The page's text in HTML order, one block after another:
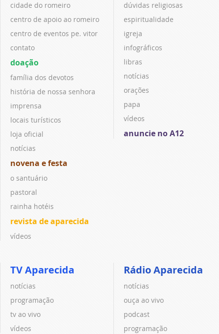
cidade do romeiro
centro de apoio ao romeiro
centro de eventos pe. vitor
contato
doação
família dos devotos
história de nossa senhora
imprensa
locais turísticos
loja oficial
notícias
novena e festa
o santuário
pastoral
rainha hotéis
revista de aparecida
vídeos
dúvidas religiosas
espiritualidade
igreja
infográficos
libras
notícias
orações
papa
vídeos
anuncie no A12
TV Aparecida
notícias
programação
tv ao vivo
vídeos
Rádio Aparecida
notícias
ouça ao vivo
podcast
programação